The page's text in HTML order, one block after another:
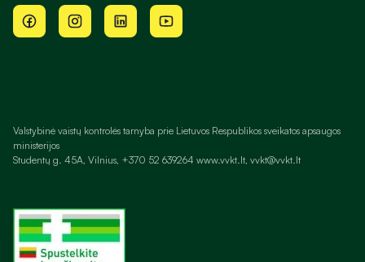
Valstybinė vaistų kontrolės tarnyba prie Lietuvos Respublikos sveikatos apsaugos
ministerijos
Studentų g. 45A, Vilnius, +370 52 639264 www.vvkt.lt, vvkt@vvkt.lt